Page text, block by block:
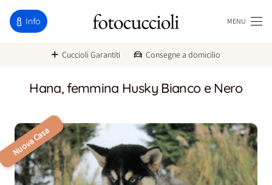
Info MENU
Cuccioli Garantiti Consegne a domicilio
Hana, femmina Husky Bianco e Nero
Nuova Casa